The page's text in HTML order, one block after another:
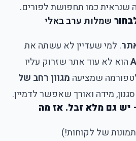
שנראית כמו תחפושת לפורים.
שמלות ערב באלי
. למי שעדיין לא עשתה את
הוא לא עוד אתר שזרוק עליו
שמציעה מגוון רחב של
מידה ואורך שאפשר לדמיין.
יש גם מלא זבל. אז מה
של לקוחות!)